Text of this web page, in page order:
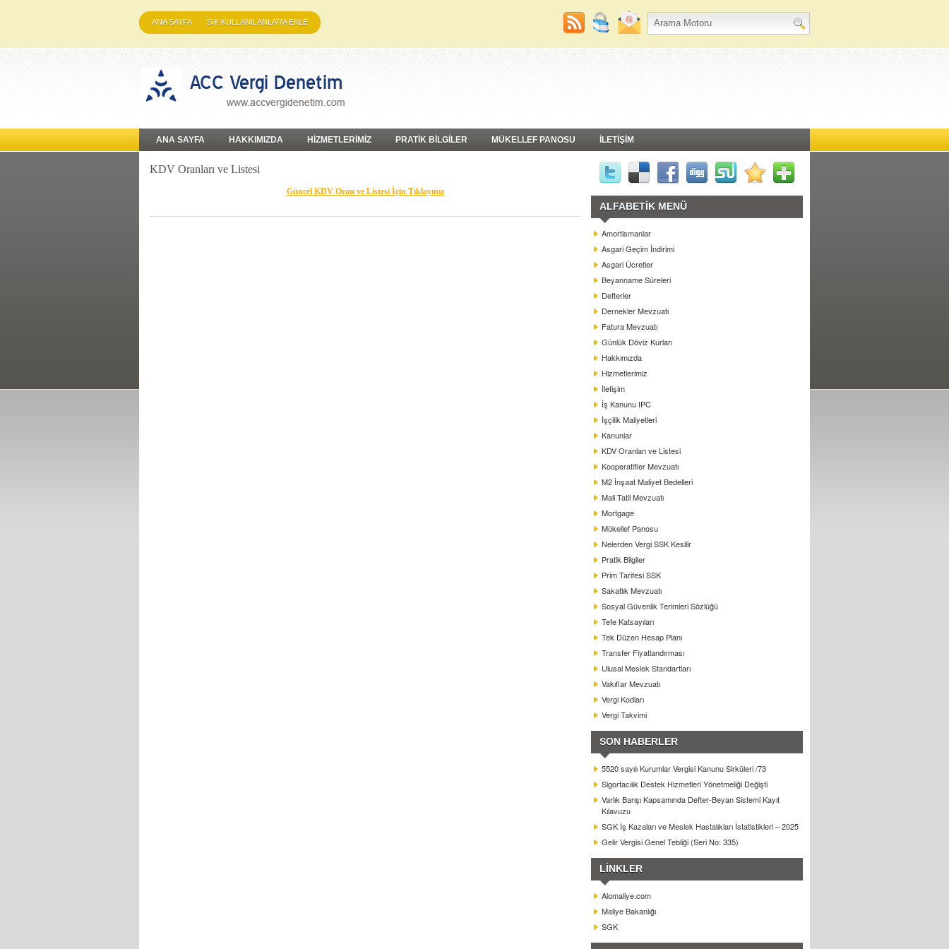
ANA SAYFA SIK KULLANILANLARA EKLE
ANA SAYFA HAKKIMIZDA HİZMETLERİMİZ PRATİK BİLGİLER MÜKELLEF PANOSU İLETİŞİM
KDV Oranları ve Listesi
Güncel KDV Oran ve Listesi İçin Tıklayınız
ALFABETİK MENÜ
Amortismanlar
Asgari Geçim İndirimi
Asgari Ücretler
Beyanname Süreleri
Defterler
Dernekler Mevzuatı
Fatura Mevzuatı
Günlük Döviz Kurları
Hakkımızda
Hizmetlerimiz
İletişim
İş Kanunu IPC
İşçilik Maliyetleri
Kanunlar
KDV Oranları ve Listesi
Kooperatifler Mevzuatı
M2 İnşaat Maliyet Bedelleri
Mali Tatil Mevzuatı
Mortgage
Mükellef Panosu
Nelerden Vergi SSK Kesilir
Pratik Bilgiler
Prim Tarifesi SSK
Sakatlık Mevzuatı
Sosyal Güvenlik Terimleri Sözlüğü
Tefe Katsayıları
Tek Düzen Hesap Planı
Transfer Fiyatlandırması
Ulusal Meslek Standartları
Vakıflar Mevzuatı
Vergi Kodları
Vergi Takvimi
SON HABERLER
5520 sayılı Kurumlar Vergisi Kanunu Sirküleri /73
Sigortacılık Destek Hizmetleri Yönetmeliği Değişti
Varlık Barışı Kapsamında Defter-Beyan Sistemi Kayıt
Kılavuzu
SGK İş Kazaları ve Meslek Hastalıkları İstatistikleri – 2025
Gelir Vergisi Genel Tebliği (Seri No: 335)
LİNKLER
Alomaliye.com
Maliye Bakanlığı
SGK